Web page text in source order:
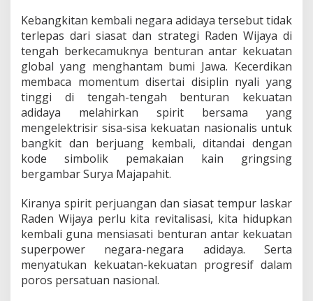
Kebangkitan kembali negara adidaya tersebut tidak
terlepas dari siasat dan strategi Raden Wijaya di
tengah berkecamuknya benturan antar kekuatan
global yang menghantam bumi Jawa. Kecerdikan
membaca momentum disertai disiplin nyali yang
tinggi di tengah-tengah benturan kekuatan
adidaya melahirkan spirit bersama yang
mengelektrisir sisa-sisa kekuatan nasionalis untuk
bangkit dan berjuang kembali, ditandai dengan
kode simbolik pemakaian kain gringsing
bergambar Surya Majapahit.
Kiranya spirit perjuangan dan siasat tempur laskar
Raden Wijaya perlu kita revitalisasi, kita hidupkan
kembali guna mensiasati benturan antar kekuatan
superpower negara-negara adidaya. Serta
menyatukan kekuatan-kekuatan progresif dalam
poros persatuan nasional.